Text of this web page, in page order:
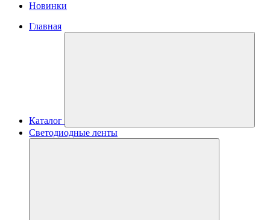
Новинки
Главная
Каталог
Светодиодные ленты